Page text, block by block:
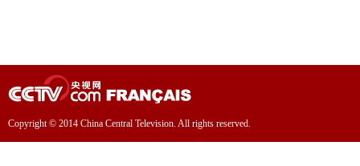
Copyright © 2014 China Central Television. All rights reserved.